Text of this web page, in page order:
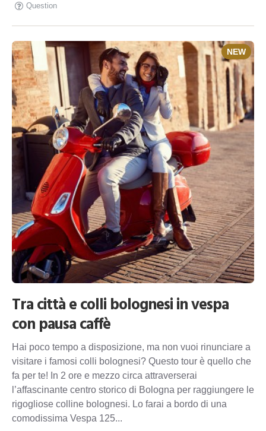
Question
NEW
Tra città e colli bolognesi in vespa
con pausa caffè
Hai poco tempo a disposizione, ma non vuoi rinunciare a
visitare i famosi colli bolognesi? Questo tour è quello che
fa per te! In 2 ore e mezzo circa attraverserai
l’affascinante centro storico di Bologna per raggiungere le
rigogliose colline bolognesi. Lo farai a bordo di una
comodissima Vespa 125...